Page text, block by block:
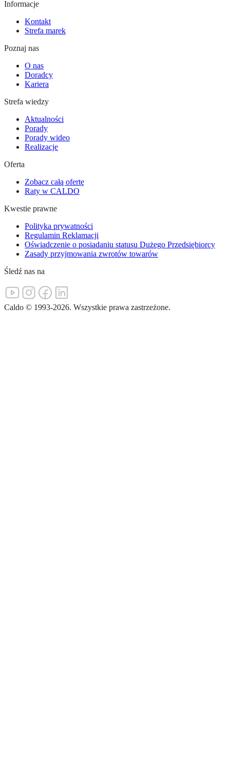
Informacje
Kontakt
Strefa marek
Poznaj nas
O nas
Doradcy
Kariera
Strefa wiedzy
Aktualności
Porady
Porady wideo
Realizacje
Oferta
Zobacz całą ofertę
Raty w CALDO
Kwestie prawne
Polityka prywatności
Regulamin Reklamacji
Oświadczenie o posiadaniu statusu Dużego Przedsiębiorcy
Zasady przyjmowania zwrotów towarów
Śledź nas na
Caldo © 1993-2026. Wszystkie prawa zastrzeżone.